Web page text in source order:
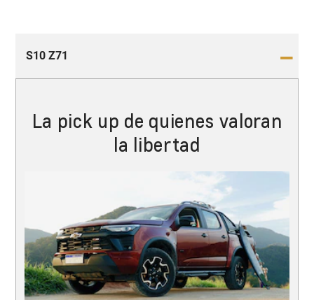
S10 Z71
La pick up de quienes valoran
la libertad